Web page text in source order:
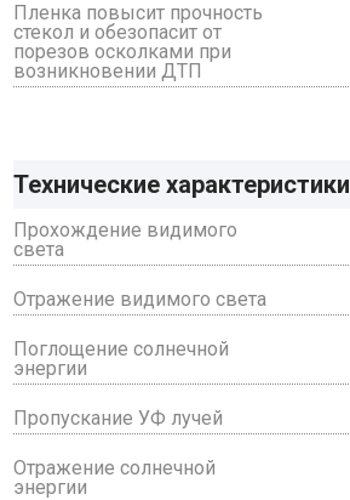
Пленка повысит прочность
стекол и обезопасит от
порезов осколками при
возникновении ДТП
Технические характеристики
Прохождение видимого
света
Отражение видимого света
Поглощение солнечной
энергии
Пропускание УФ лучей
Отражение солнечной
энергии